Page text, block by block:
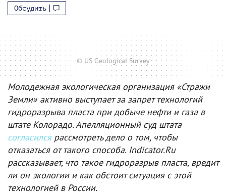
Обсудить
© US Geological Survey
Молодежная экологическая организация «Стражи
Земли» активно выступает за запрет технологий
гидроразрыва пласта при добыче нефти и газа в
штате Колорадо. Апелляционный суд штата
согласилсярассмотреть дело о том, чтобы
отказаться от такого способа. Indicator.Ru
рассказывает, что такое гидроразрыв пласта, вредит
ли он экологии и как обстоит ситуация с этой
технологией в России.